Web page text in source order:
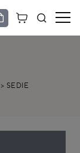
> SEDIE